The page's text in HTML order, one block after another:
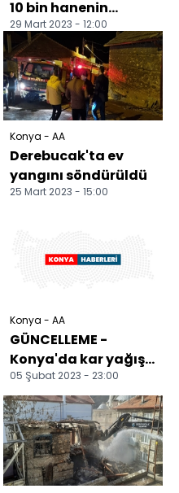
10 bin hanenin
elektrik ihtiyacını
karşılayacak
29 Mart 2023 - 12:00
Konya - AA
Derebucak'ta ev
yangını söndürüldü
25 Mart 2023 - 15:00
Konya - AA
GÜNCELLEME -
Konya'da kar yağışı
nedeniyle okullar
yarın tatil edildi
05 Şubat 2023 - 23:00